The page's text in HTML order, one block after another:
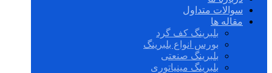
سوالات متداول
مقاله ها
بلبرینگ کف گرد
بورس انواع بلبرینگ
بلبرینگ صنعتی
بلبرینگ مینیاتوری